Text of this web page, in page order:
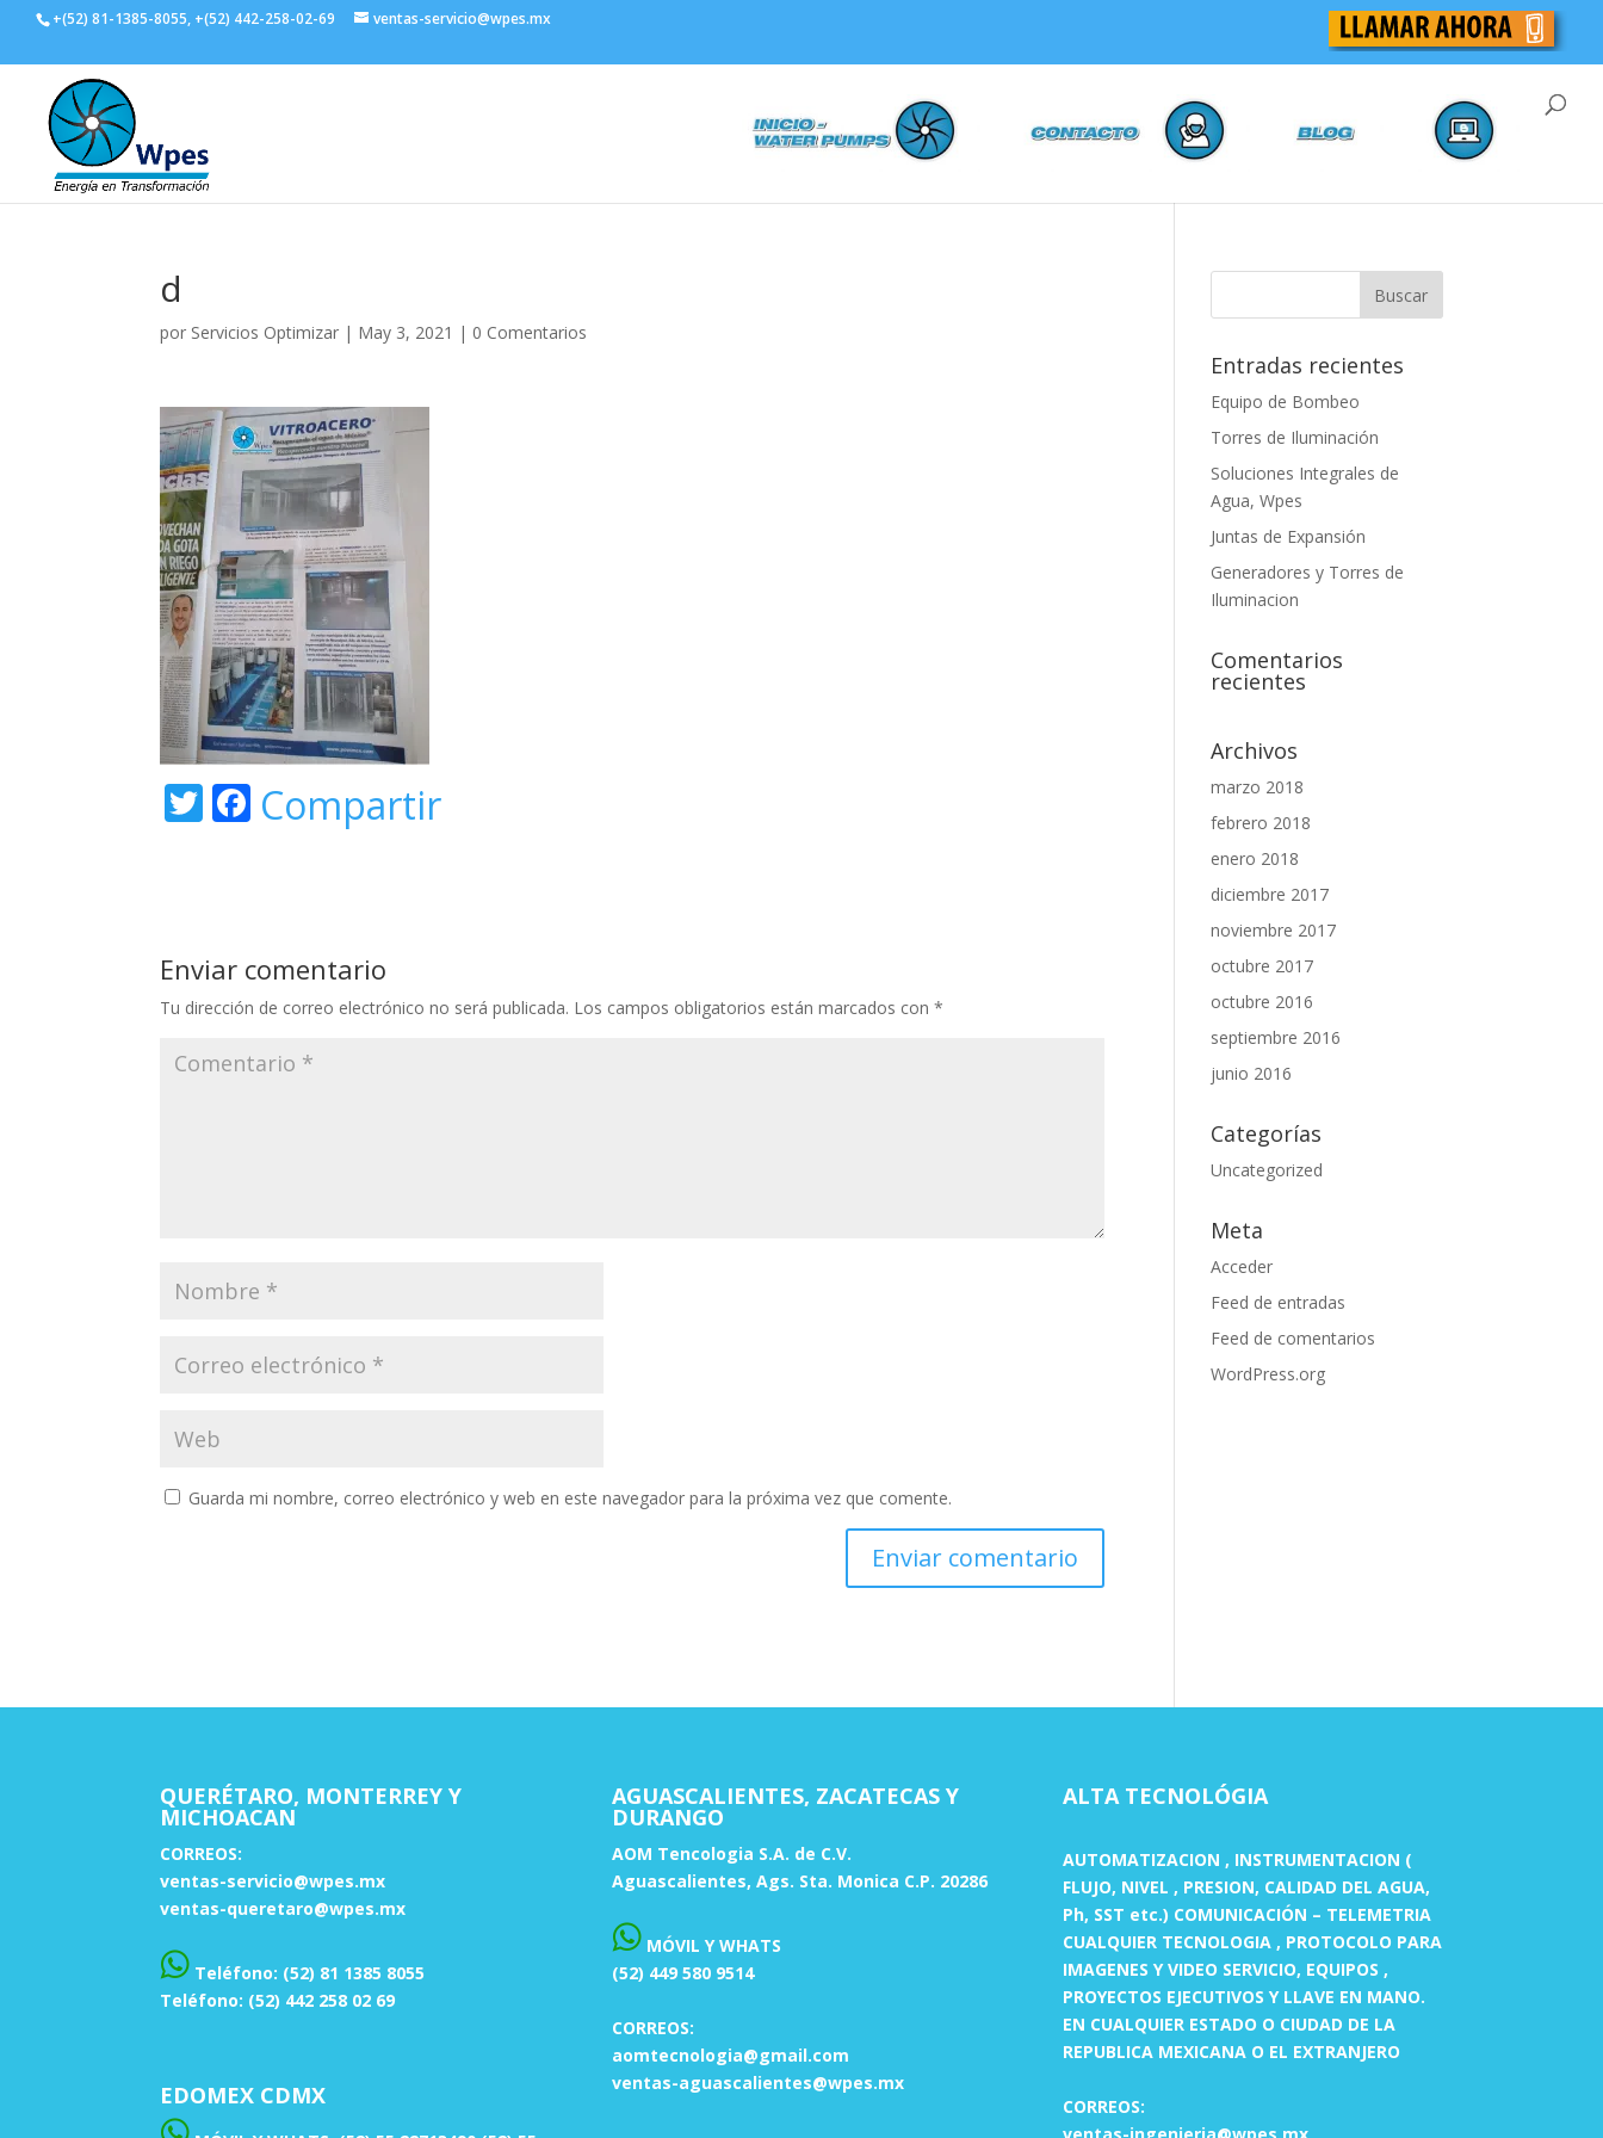
+(52) 81-1385-8055, +(52) 442-258-02-69 ventas-servicio@wpes.mx
d
por Servicios Optimizar | May 3, 2021 | 0 Comentarios
T F
o
o
k
Compartir
Enviar comentario
Tu dirección de correo electrónico no será publicada. Los campos obligatorios están marcados con*
Guarda mi nombre, correo electrónico y web en este navegador para la próxima vez que comente.
Entradas recientes
Equipo de Bombeo
Torres de Iluminación
Soluciones Integrales de
Agua, Wpes
Juntas de Expansión
Generadores y Torres de
Iluminacion
Comentarios
recientes
Archivos
marzo 2018
febrero 2018
enero 2018
diciembre 2017
noviembre 2017
octubre 2017
octubre 2016
septiembre 2016
junio 2016
Categorías
Uncategorized
Meta
Acceder
Feed de entradas
Feed de comentarios
WordPress.org
QUERÉTARO, MONTERREY Y
MICHOACAN
CORREOS:
ventas-servicio@wpes.mx
ventas-queretaro@wpes.mx
Teléfono: (52) 81 1385 8055
Teléfono: (52) 442 258 02 69
EDOMEX CDMX
AGUASCALIENTES, ZACATECAS Y
DURANGO
AOM Tencologia S.A. de C.V.
Aguascalientes, Ags. Sta. Monica C.P. 20286
MÓVIL Y WHATS
(52) 449 580 9514
CORREOS:
aomtecnologia@gmail.com
ventas-aguascalientes@wpes.mx
ALTA TECNOLÓGIA
AUTOMATIZACION , INSTRUMENTACION (
FLUJO, NIVEL , PRESION, CALIDAD DEL AGUA,
Ph, SST etc.) COMUNICACIÓN – TELEMETRIA
CUALQUIER TECNOLOGIA , PROTOCOLO PARA
IMAGENES Y VIDEO SERVICIO, EQUIPOS ,
PROYECTOS EJECUTIVOS Y LLAVE EN MANO.
EN CUALQUIER ESTADO O CIUDAD DE LA
REPUBLICA MEXICANA O EL EXTRANJERO
CORREOS:
ventas-ingenieria@wpes.mx